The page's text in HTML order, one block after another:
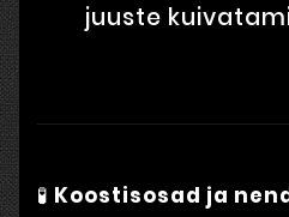
juuste
🧪 Koostisosad ja